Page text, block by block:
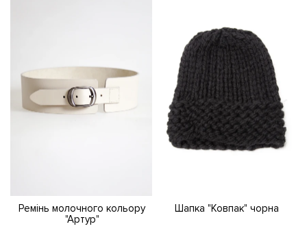
Ремінь молочного кольору
"Артур"
Шапка "Ковпак" чорна